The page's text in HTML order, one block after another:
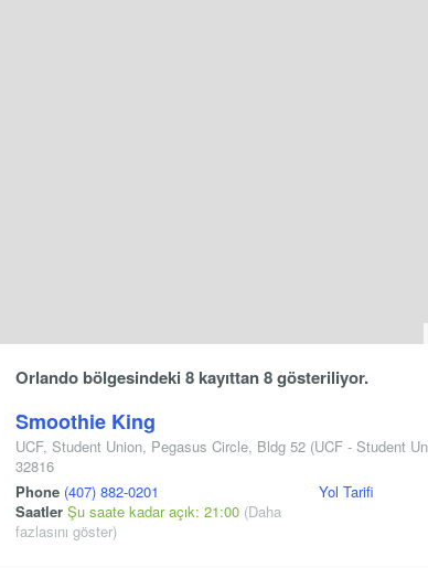
Orlando bölgesindeki 8 kayıttan 8 gösteriliyor.
Smoothie King
UCF, Student Union, Pegasus Circle, Bldg 52 (UCF - Student
32816
Phone (407) 882-0201
Saatler Şu saate kadar açık: 21:00 (Daha
fazlasını göster)
Yol Tarifi